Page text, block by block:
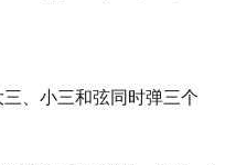
、小三和弦同时弹三个